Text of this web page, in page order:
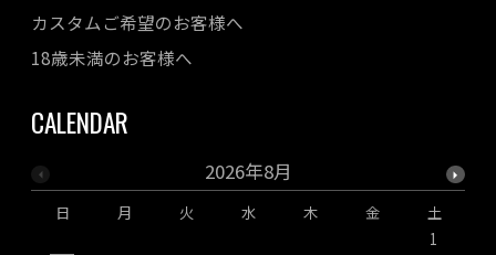
カスタムご希望のお客様へ
18歳未満のお客様へ
CALENDAR
2026年8月
日 月 火 水 木 金
土
1